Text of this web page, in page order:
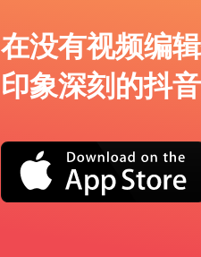
在没有视频编
印象深刻的抖